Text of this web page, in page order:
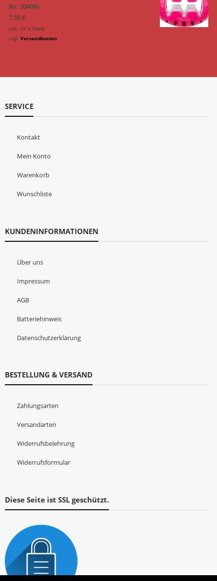
Nr. 33476)
7,59€
inkl. 19 % MwSt.
zzgl. Versandkosten
SERVICE
Kontakt
Mein Konto
Warenkorb
Wunschliste
KUNDENINFORMATIONEN
Über uns
Impressum
AGB
Batteriehinweis
Datenschutzerklärung
BESTELLUNG & VERSAND
Zahlungsarten
Versandarten
Widerrufsbelehrung
Widerrufsformular
Diese Seite ist SSL geschützt.